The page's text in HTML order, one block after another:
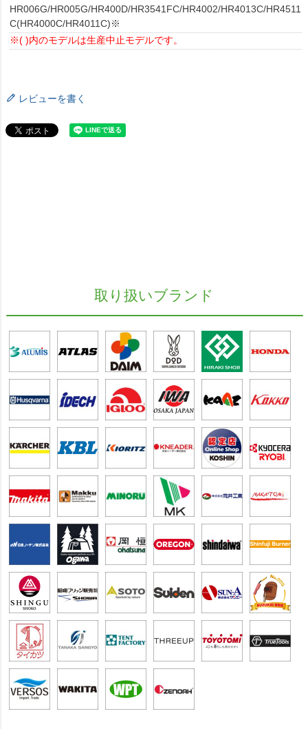
HR006G/HR005G/HR400D/HR3541FC/HR4002/HR4013C/HR4511
C(HR4000C/HR4011C)※
※( )内のモデルは生産中止モデルです。
レビューを書く
取り扱いブランド